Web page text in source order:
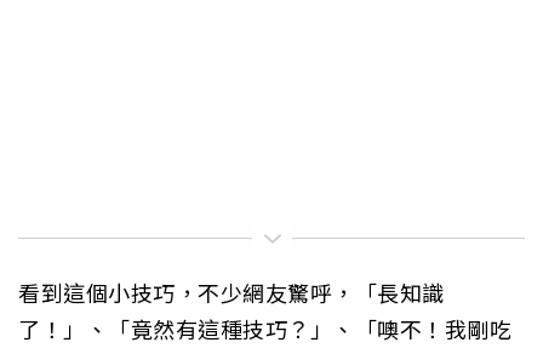
看到這個小技巧，不少網友驚呼，「長知識
了！」、「竟然有這種技巧？」、「噢不！我剛吃